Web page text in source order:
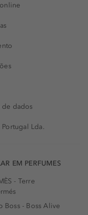
dados
Lda.
EM PERFUMES
- Terre
Boss - Boss Alive